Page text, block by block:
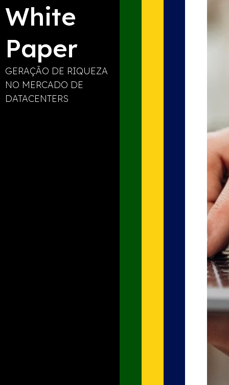
White
Paper
GERAÇÃO DE RIQUEZA
NO MERCADO DE
DATACENTERS